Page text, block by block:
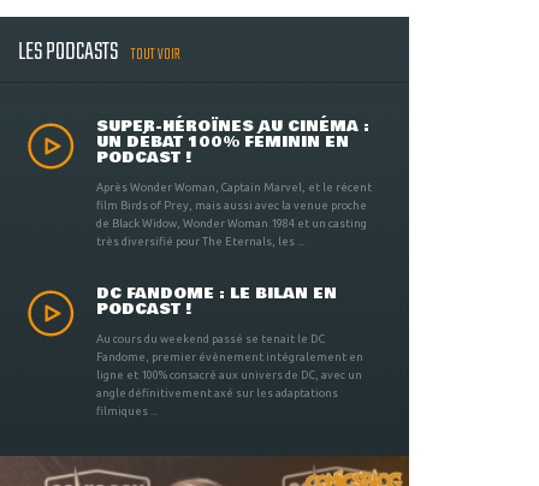
LES PODCASTS TOUT VOIR
SUPER-HÉROÏNES AU CINÉMA :
UN DÉBAT 100% FÉMININ EN
PODCAST !
Après Wonder Woman, Captain Marvel, et le récent
film Birds of Prey, mais aussi avec la venue proche
de Black Widow, Wonder Woman 1984 et un casting
très diversifié pour The Eternals, les ...
DC FANDOME : LE BILAN EN
PODCAST !
Au cours du weekend passé se tenait le DC
Fandome, premier évènement intégralement en
ligne et 100% consacré aux univers de DC, avec un
angle définitivement axé sur les adaptations
filmiques ...